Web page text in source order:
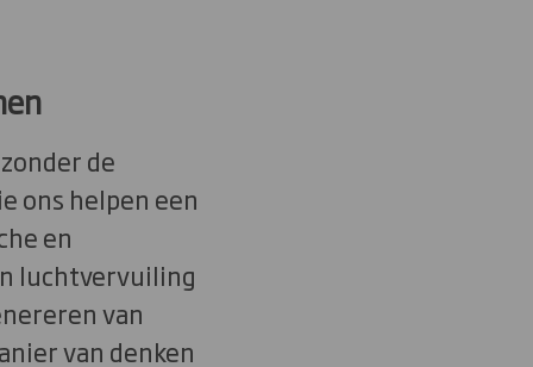
de
ons helpen een
en
luchtvervuiling
van
van denken